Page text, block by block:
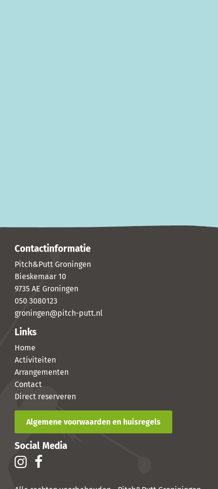
Contactinformatie
Pitch&Putt Groningen
Bieskemaar 10
9735 AE Groningen
050 3080123
groningen@pitch-putt.nl
Links
Home
Activiteiten
Arrangementen
Contact
Direct reserveren
Algemene voorwaarden en huisregels
Social Media